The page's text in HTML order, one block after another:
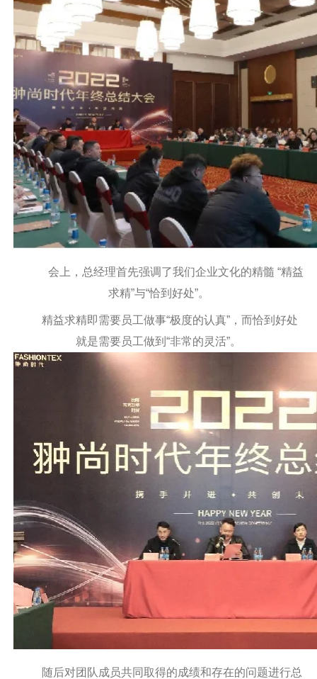
会上，总经理首先强调了我们企业文化的精髓 “精益
求精”与“恰到好处”。
精益求精即需要员工做事“极度的认真”，而恰到好处
就是需要员工做到“非常的灵活”。
随后对团队成员共同取得的成绩和存在的问题进行总